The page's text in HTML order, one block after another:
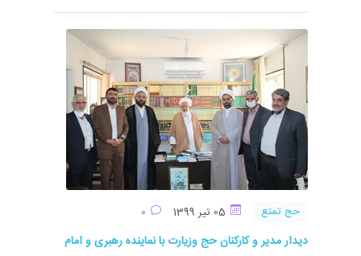
حج تمتع
دیدار مدیر و کارکنان حج وزیارت با نماینده رهبری و امام